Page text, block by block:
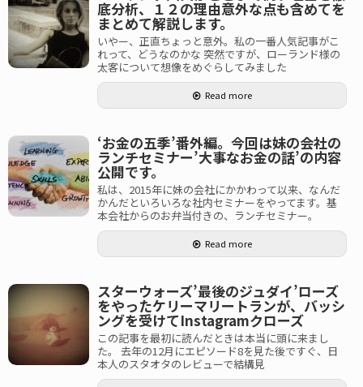
底分析、１２の理由意外な点も含めてを
まとめて解説します。
いやー、正直ちょっと意外。私の一番人気記事がこ
れって、どうなのかな 突然ですが、ローランド様の
太客について想像をめぐらしてみました
Read more
‘お金の五季’番外編。今回は妹の会社の
ランチセミナー’大事なお金の話’の内容
公開です。
私は、2015年に妹の会社にかかわって以来、なんだ
かんだといろいろな社内セミナーをやってます。基
本会社からのお弁当付きの、ランチセミナー。
Read more
スターウォーズ’最後のジュダイ’ローズ
をやったケリーマリートランが、バッシ
ングを受けてInstagramクローズ
この記事を最初に読んだときは本当に頭に来まし
た。 去年の12月にエピソード8を見た後ですぐ、日
本人のスタオタのレビューで結構見